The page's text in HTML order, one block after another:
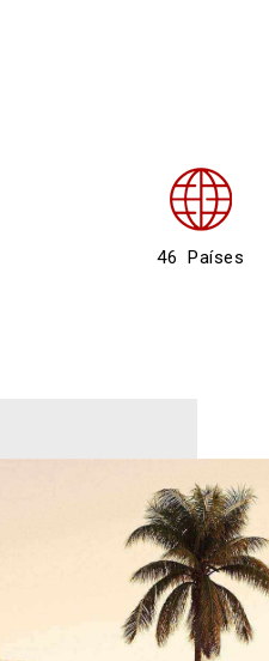
46 Países